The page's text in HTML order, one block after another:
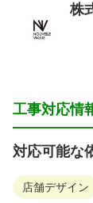
株
工事対応情
対応可能な
店舗デザイン